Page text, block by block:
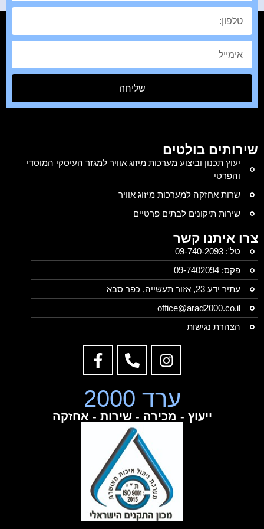
שליחה
שירותים בולטים
יעוץ תכנון וביצוע מערכות מיזוג אוויר למגזר העיסקי המוסדי
והפרטי
שרות אחזקה למערכות מיזוג אוויר
שירות תיקונים לבתים פרטיים
צרו איתנו קשר
טל': 09-740-2093
פקס: 09-7402094
עתיר ידע 23, אזור תעשייה, כפר סבא
office@arad2000.co.il
הצהרת נגישות
ערד 2000
ייעוץ - מכירה - שירות - אחזקה